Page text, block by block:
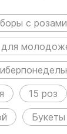
с розами
для
15 роз
Букеты